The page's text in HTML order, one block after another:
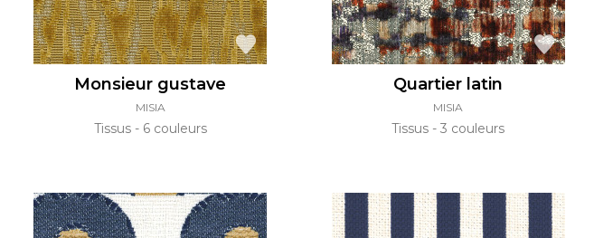
Monsieur gustave
MISIA
Tissus 6 couleurs
Quartier latin
MISIA
Tissus 3 couleurs